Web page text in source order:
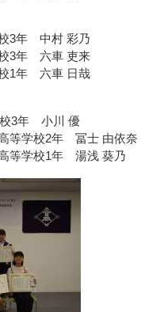
校3年 中村 彩乃
校3年 六車 吏来
校1年 六車 日哉
校3年 小川 優
等学校2年 冨士 由依奈
等学校1年 湯浅 葵乃